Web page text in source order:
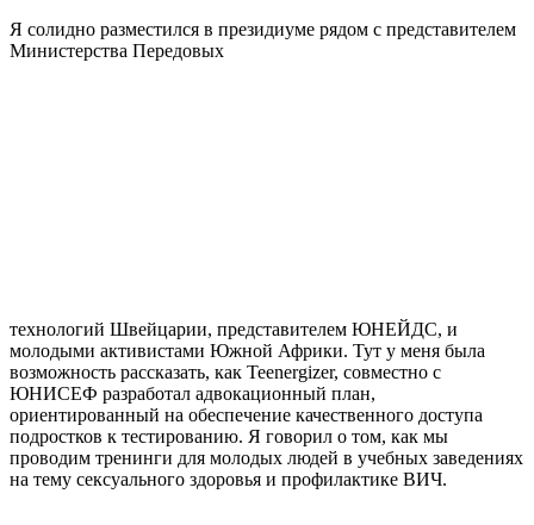
Я солидно разместился в президиуме рядом с представителем
Министерства Передовых
технологий Швейцарии, представителем ЮНЕЙДС, и
молодыми активистами Южной Африки. Тут у меня была
возможность рассказать, как Teenergizer, совместно с
ЮНИСЕФ разработал адвокационный план,
ориентированный на обеспечение качественного доступа
подростков к тестированию. Я говорил о том, как мы
проводим тренинги для молодых людей в учебных заведениях
на тему сексуального здоровья и профилактике ВИЧ.